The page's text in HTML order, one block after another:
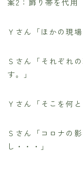
Ｙさん「ほかの現
Ｓさん「それぞれ
す。」
Ｙさん「そこを何と
Ｓさん「コロナの
し・・・」